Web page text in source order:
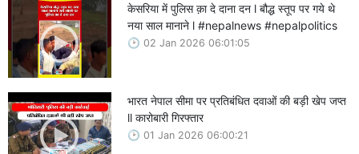
केसरिया में पुलिस क़ा दे दाना दन l बौद्ध स्तूप पर गये थे
नया साल मानाने l #nepalnews #nepalpolitics
02 Jan 2026 06:01:05
भारत नेपाल सीमा पर प्रतिबंधित दवाओं की बड़ी खेप जप्त
ll कारोबारी गिरफ्तार
01 Jan 2026 06:00:21